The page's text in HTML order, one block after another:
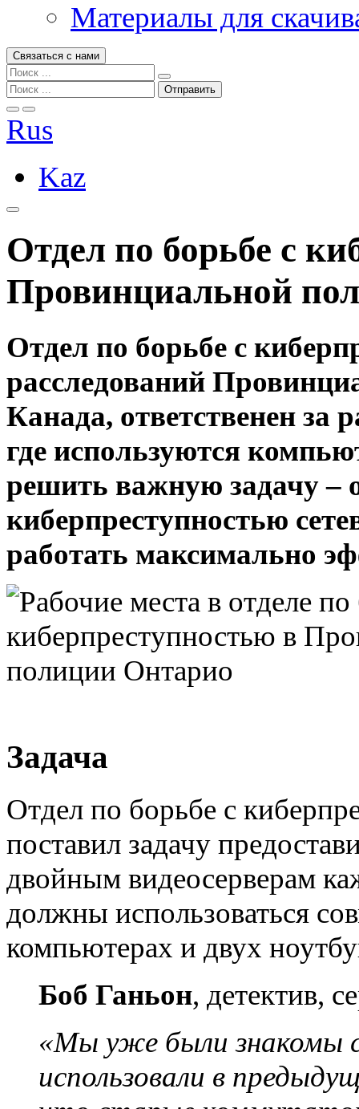
Материалы для
Связаться с нами
Rus
Kaz
Отдел по борьбе с
Провинциальной
Отдел по борьбе с
расследований
Канада, ответственен за
где используются
решить важную задачу –
киберпреступностью
работать максимально
Задача
Отдел по борьбе с
поставил задачу
двойным видеосерверам
должны использоваться
компьютерах и двух
Боб Ганьон, детектив,
«Мы уже были знакомы
использовали в